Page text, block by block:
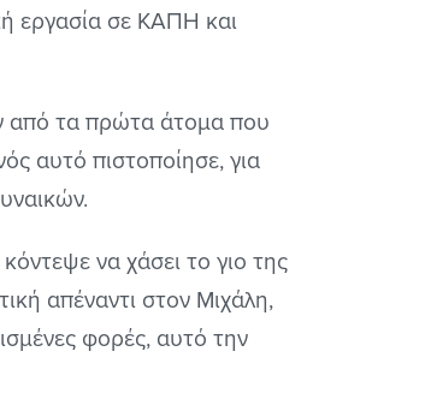
εργασία σε ΚΑΠΗ και
από τα πρώτα άτομα που
αυτό πιστοποίησε, για
να χάσει το γιο της
απέναντι στον Μιχάλη,
φορές, αυτό την